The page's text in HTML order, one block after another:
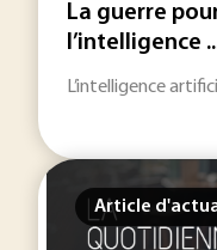
La guerre
l’intelligence
L’intelligence
Article